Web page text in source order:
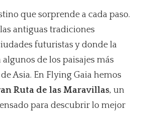
que sorprende a cada paso.
antiguas tradiciones
futuristas y donde la
de los paisajes más
Asia. En Flying Gaia hemos
Ruta de las Maravillas, un
para descubrir lo mejor